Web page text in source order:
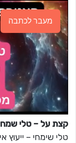
מעבר לכתבה
קצת על – טלי
טלי שימחי – ייעוץ